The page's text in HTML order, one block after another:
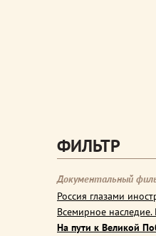
ФИЛЬТР
Документальный
Россия глазами
Всемирное наследие.
На пути к Великой